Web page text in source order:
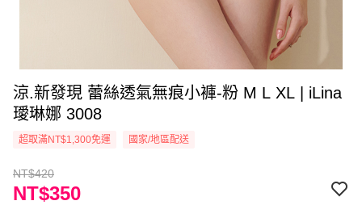
涼.新發現 蕾絲透氣無痕小褲-粉 M L XL | iLina
璦琳娜 3008
超取滿NT$1,300免運 國家/地區配送
NT$420
NT$350